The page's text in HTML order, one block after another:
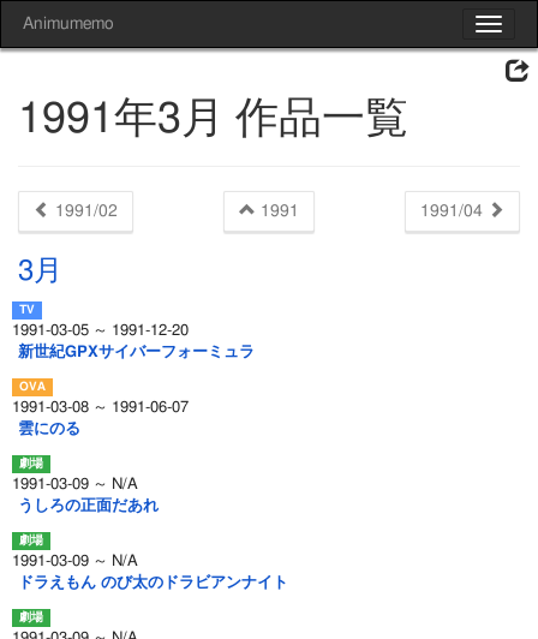
Toggle
Animumemo
1991年3月 作品一覧
1991/02 1991 1991/04
3月
1991-03-05 ～ 1991-12-20
新世紀GPXサイバーフォーミュラ
1991-03-08 ～ 1991-06-07
雲にのる
1991-03-09 ～ N/A
うしろの正面だあれ
1991-03-09 ～ N/A
ドラえもん のび太のドラビアンナイト